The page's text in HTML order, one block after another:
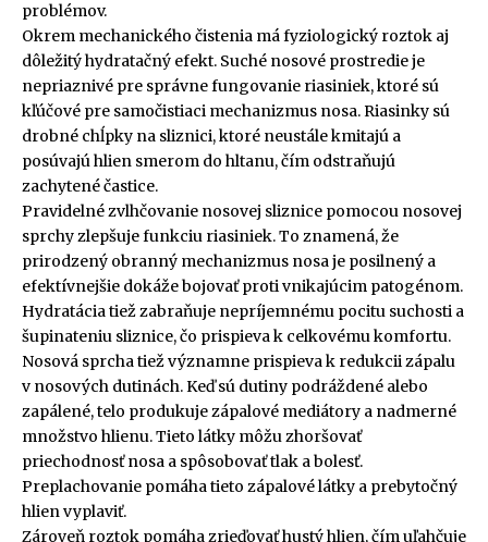
problémov.
Okrem mechanického čistenia má fyziologický roztok aj
dôležitý hydratačný efekt. Suché nosové prostredie je
nepriaznivé pre správne fungovanie riasiniek, ktoré sú
kľúčové pre samočistiaci mechanizmus nosa. Riasinky sú
drobné chĺpky na sliznici, ktoré neustále kmitajú a
posúvajú hlien smerom do hltanu, čím odstraňujú
zachytené častice.
Pravidelné zvlhčovanie nosovej sliznice pomocou nosovej
sprchy zlepšuje funkciu riasiniek. To znamená, že
prirodzený obranný mechanizmus nosa je posilnený a
efektívnejšie dokáže bojovať proti vnikajúcim patogénom.
Hydratácia tiež zabraňuje nepríjemnému pocitu suchosti a
šupinateniu sliznice, čo prispieva k celkovému komfortu.
Nosová sprcha tiež významne prispieva k redukcii zápalu
v nosových dutinách. Keď sú dutiny podráždené alebo
zapálené, telo produkuje zápalové mediátory a nadmerné
množstvo hlienu. Tieto látky môžu zhoršovať
priechodnosť nosa a spôsobovať tlak a bolesť.
Preplachovanie pomáha tieto zápalové látky a prebytočný
hlien vyplaviť.
Zároveň roztok pomáha zrieďovať hustý hlien, čím uľahčuje